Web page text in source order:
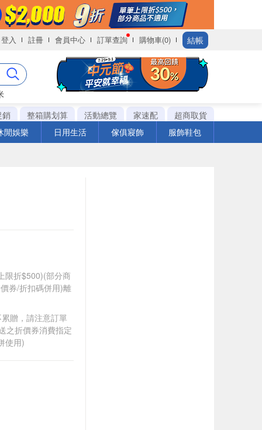
登入 註冊 會員中心 訂單查詢 購物車(0) 結帳
銷
整箱購划算 活動總覽 家速配
超商取貨
閒娛樂
日用生活 傢俱寢飾 服飾鞋包
限折$500)(部分商
券/折扣碼併用)離
贈，請注意訂單
之折價券消費指定
使用)